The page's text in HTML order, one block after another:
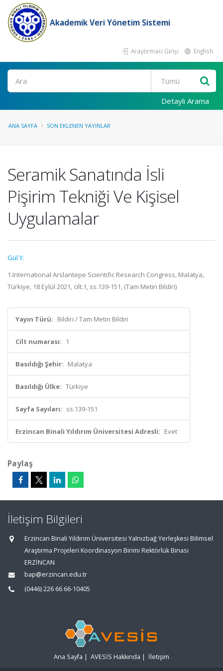
Akademik Veri Yönetim Sistemi
Araştırmacı Girişi English
Ara
Detaylı Arama
ANA SAYFA SON EKLENEN YAYINLAR
Seramik Sanatında İsli
Pişirim Tekniği Ve Kişisel
Uygulamalar
Gül Y.
1.Internatıonal Arslantepe Scıentıfıc Research Congress, Malatya,
Türkiye, 18 Eylül 2021, cilt.1, ss.139-151, (Tam Metin Bildiri)
Yayın Türü: Bildiri / Tam Metin Bildiri
Cilt numarası: 1
Basıldığı Şehir: Malatya
Basıldığı Ülke: Türkiye
Sayfa Sayıları: ss.139-151
Erzincan Binali Yıldırım Üniversitesi Adresli: Evet
Paylaş
İletişim Bilgileri
Erzincan Binali Yıldırım Üniversitesi Yalnızbağ Yerleşkesi Bilimsel
Araştırma Projeleri Koordinasyon Birimi Rektörlük Binası
ERZİNCAN
bap@erzincan.edu.tr
(0446) 226 66 66-10405
Ana Sayfa | AVESİS Hakkında | İletişim